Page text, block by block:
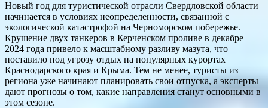
Новый год для туристической отрасли Свердловской области
начинается в условиях неопределенности, связанной с
экологической катастрофой на Черноморском побережье.
Крушение двух танкеров в Керченском проливе в декабре
2024 года привело к масштабному разливу мазута, что
поставило под угрозу отдых на популярных курортах
Краснодарского края и Крыма. Тем не менее, туристы из
региона уже начинают планировать свои отпуска, а эксперты
дают прогнозы о том, какие направления станут основными в
этом сезоне.